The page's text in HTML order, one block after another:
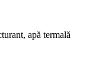
apă termală